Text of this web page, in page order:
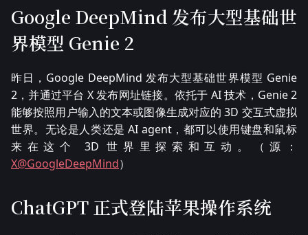
Google DeepMind 发布大型基础世
界模型 Genie 2
昨日，Google DeepMind 发布大型基础世界模型 Genie
2，并通过平台 X 发布网址链接。依托于 AI 技术，Genie 2
能够按照用户输入的文本或图像生成对应的 3D 交互式虚拟
世界。无论是人类还是 AI agent，都可以使用键盘和鼠标
来在这个 3D 世界里探索和互动。（源：
X@GoogleDeepMind）
ChatGPT 正式登陆苹果操作系统